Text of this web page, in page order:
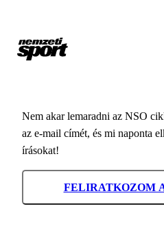
Nem akar lemaradni az NSO
az e-mail címét, és mi naponta
írásokat!
FELIRATKOZOM